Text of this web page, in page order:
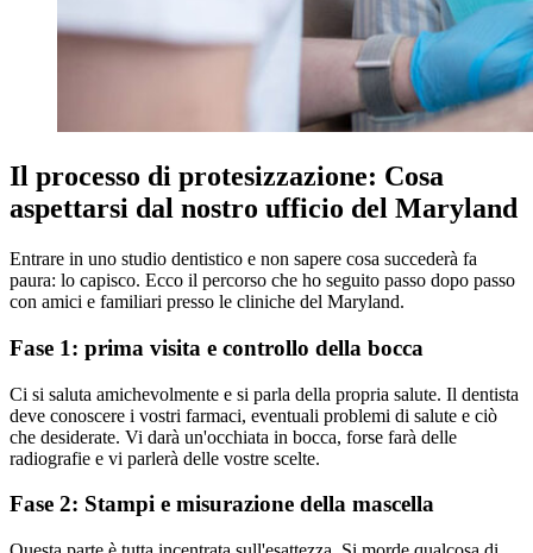
Il processo di protesizzazione: Cosa
aspettarsi dal nostro ufficio del Maryland
Entrare in uno studio dentistico e non sapere cosa succederà fa
paura: lo capisco. Ecco il percorso che ho seguito passo dopo passo
con amici e familiari presso le cliniche del Maryland.
Fase 1: prima visita e controllo della bocca
Ci si saluta amichevolmente e si parla della propria salute. Il dentista
deve conoscere i vostri farmaci, eventuali problemi di salute e ciò
che desiderate. Vi darà un'occhiata in bocca, forse farà delle
radiografie e vi parlerà delle vostre scelte.
Fase 2: Stampi e misurazione della mascella